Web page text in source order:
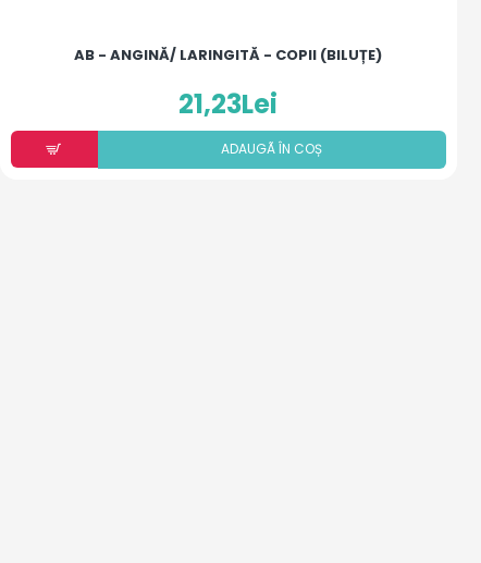
AB - ANGINĂ/ LARINGITĂ - COPII (BILUȚE)
21,23Lei
ADAUGÃ ÎN COȘ